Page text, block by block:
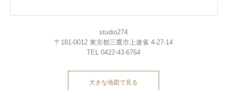
studio274
〒181-0012 東京都三鷹市上連雀 4-27-14
TEL 0422-43-6764
大きな地図で見る